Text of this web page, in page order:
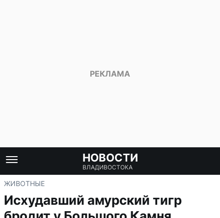
НОВОСТИ
ВЛАДИВОСТОКА
ЖИВОТНЫЕ
Исхудавший амурский тигр